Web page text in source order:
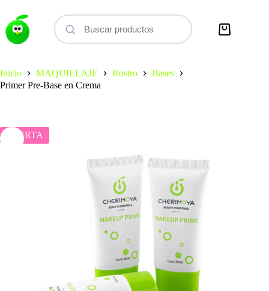
contenido
Carro
Inicio
MAQUILLAJE Rostro
Bases
Primer Pre-Base en Crema
OFERTA